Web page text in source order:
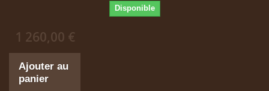
Disponible
1 260,00 €
Ajouter au
panier